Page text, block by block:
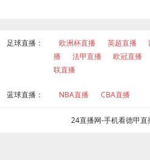
足球直播： 欧洲杯直播 英超直播
播
法甲直播 欧冠直播
联直播
蓝球直播： NBA直播 CBA直播
24直播网-手机看德甲